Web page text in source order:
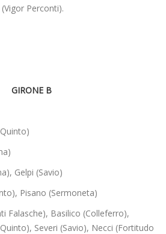
Perconti).
GIRONE B
Gelpi (Savio)
Pisano (Sermoneta)
Falasche), Basilico (Colleferro),
Severi (Savio), Necci (Fortitudo